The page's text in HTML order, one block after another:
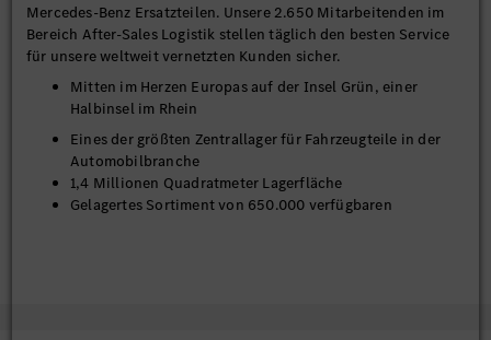
Mercedes-Benz Ersatzteilen. Unsere 2.650 Mitarbeitenden im
Bereich After-Sales Logistik stellen täglich den besten Service
für unsere weltweit vernetzten Kunden sicher.
Mitten im Herzen Europas auf der Insel Grün, einer
Halbinsel im Rhein
Eines der größten Zentrallager für Fahrzeugteile in der
Automobilbranche
1,4 Millionen Quadratmeter Lagerfläche
Gelagertes Sortiment von 650.000 verfügbaren